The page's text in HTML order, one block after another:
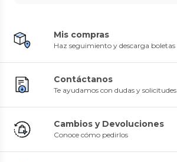
Mis compras
Haz seguimiento y descarga boletas
Contáctanos
Te ayudamos con dudas y solicitudes
Cambios y Devoluciones
Conoce cómo pedirlos